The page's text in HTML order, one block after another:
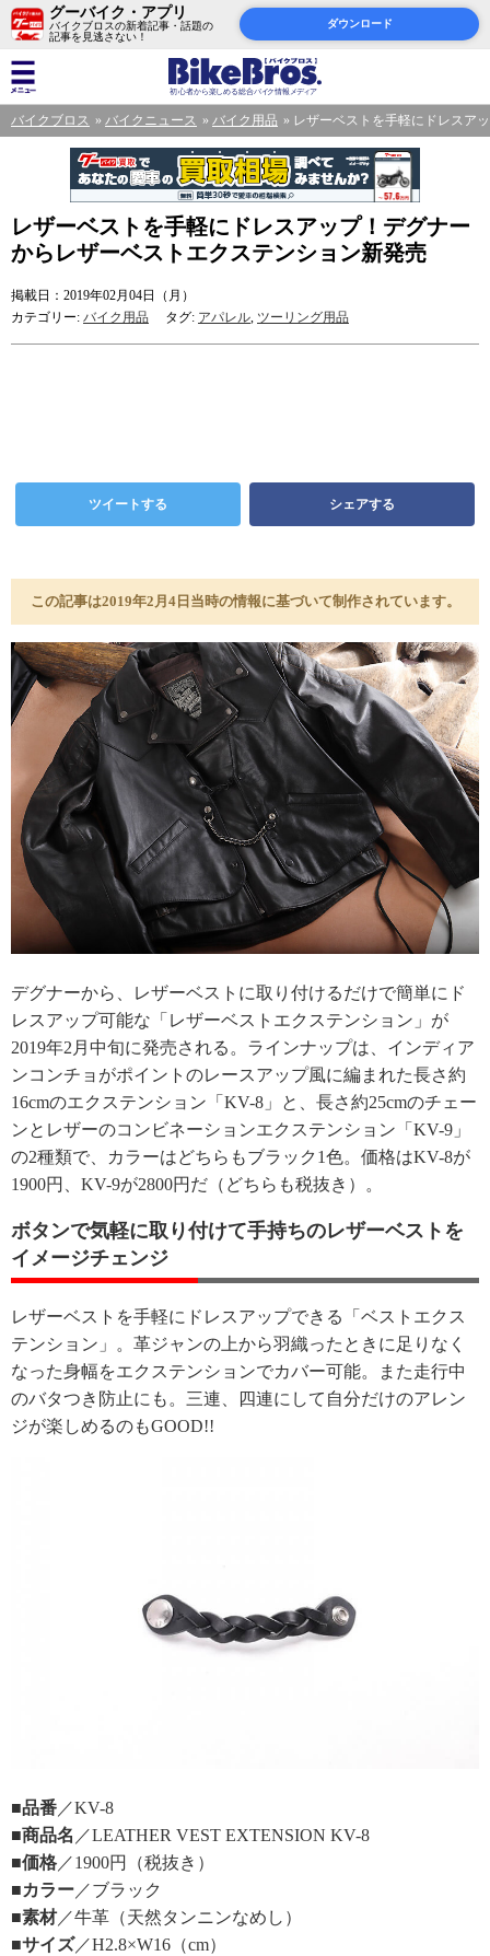
グーバイク・アプリ
バイクブロスの新着記事・話題の
記事を見逃さない！
ダウンロード
バイクブロス バイクニュース バイク用品 レザーベストを手軽にドレスア
レザーベストを手軽にドレスアップ！デグナー
からレザーベストエクステンション新発売
掲載日：2019年02月04日（月）
カテゴリー: バイク用品 タグ: アパレル, ツーリング用品
ツイートする シェアする
この記事は2019年2月4日当時の情報に基づいて制作されています。
デグナーから、レザーベストに取り付けるだけで簡単にド
レスアップ可能な「レザーベストエクステンション」が
2019年2月中旬に発売される。ラインナップは、インディア
ンコンチョがポイントのレースアップ風に編まれた長さ約
16cmのエクステンション「KV-8」と、長さ約25cmのチェー
ンとレザーのコンビネーションエクステンション「KV-9」
の2種類で、カラーはどちらもブラック1色。価格はKV-8が
1900円、KV-9が2800円だ（どちらも税抜き）。
ボタンで気軽に取り付けて手持ちのレザーベストを
イメージチェンジ
レザーベストを手軽にドレスアップできる「ベストエクス
テンション」。革ジャンの上から羽織ったときに足りなく
なった身幅をエクステンションでカバー可能。また走行中
のバタつき防止にも。三連、四連にして自分だけのアレン
ジが楽しめるのもGOOD!!
■品番／KV-8
■商品名 ／LEATHER VEST EXTENSION KV-8
■価格／1900円（税抜き）
■カラー／ブラック
■素材／牛革（天然タンニンなめし）
■サイズ／H2.8×W16（cm）